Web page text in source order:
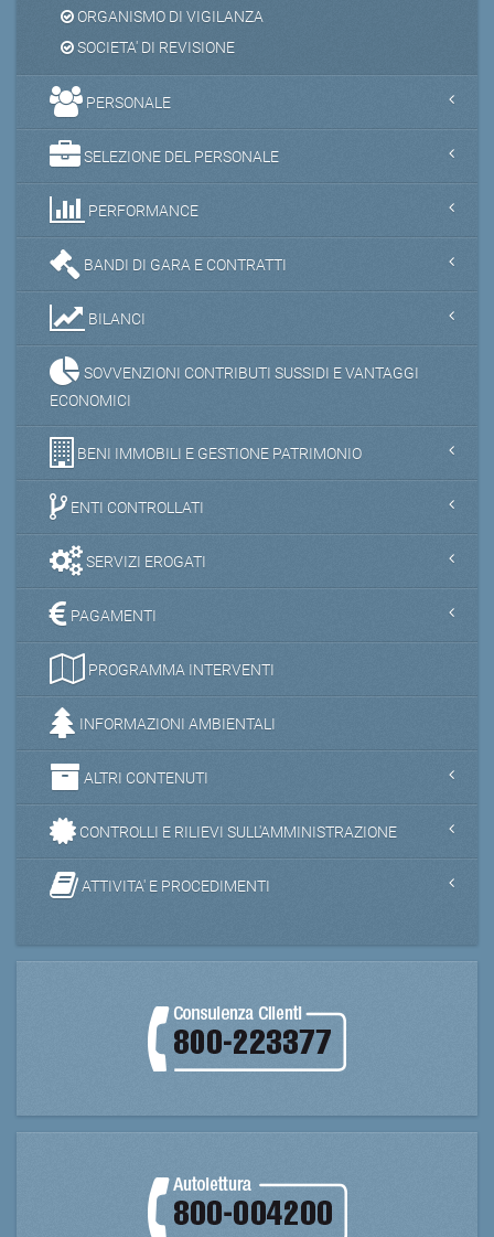
ORGANISMO DI VIGILANZA
SOCIETA' DI REVISIONE
PERSONALE
SELEZIONE DEL PERSONALE
PERFORMANCE
BANDI DI GARA E CONTRATTI
BILANCI
SOVVENZIONI CONTRIBUTI SUSSIDI E VANTAGGI
ECONOMICI
BENI IMMOBILI E GESTIONE PATRIMONIO
ENTI CONTROLLATI
SERVIZI EROGATI
PAGAMENTI
PROGRAMMA INTERVENTI
INFORMAZIONI AMBIENTALI
ALTRI CONTENUTI
CONTROLLI E RILIEVI SULL'AMMINISTRAZIONE
ATTIVITA' E PROCEDIMENTI